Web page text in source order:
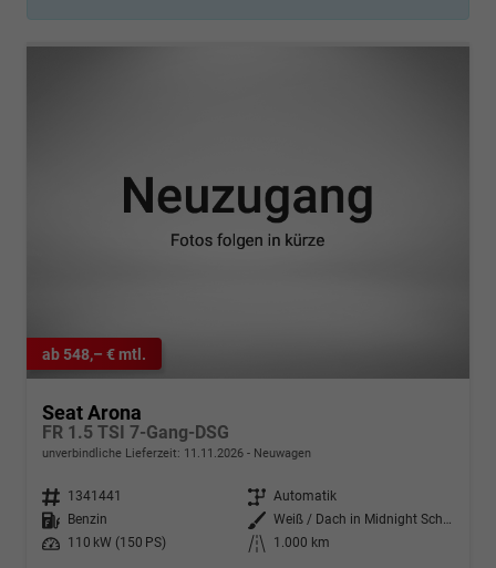
ab 548,– € mtl.
Seat Arona
FR 1.5 TSI 7-Gang-DSG
unverbindliche Lieferzeit: 11.11.2026 Neuwagen
Fahrzeugnr. 1341441 Getriebe Automatik
Kraftstoff
Benzin Außenfarbe
Weiß / Dach in Midnight Schwarz
Leistung
110 kW (150 PS) Kilometerstand 1.000 km